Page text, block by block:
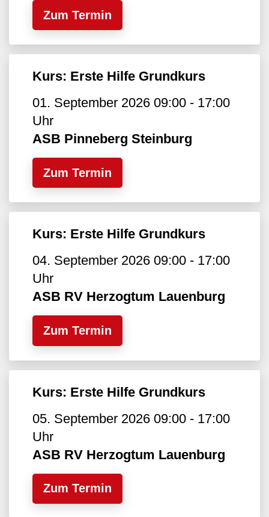
Zum Termin
Kurs: Erste Hilfe Grundkurs
01. September 2026 09:00 - 17:00
Uhr
ASB Pinneberg Steinburg
Zum Termin
Kurs: Erste Hilfe Grundkurs
04. September 2026 09:00 - 17:00
Uhr
ASB RV Herzogtum Lauenburg
Zum Termin
Kurs: Erste Hilfe Grundkurs
05. September 2026 09:00 - 17:00
Uhr
ASB RV Herzogtum Lauenburg
Zum Termin